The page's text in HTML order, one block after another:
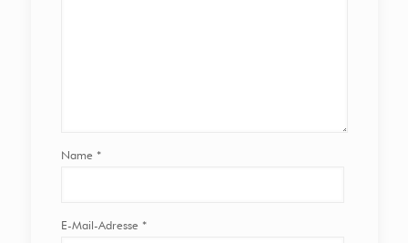
Name *
E-Mail-Adresse *